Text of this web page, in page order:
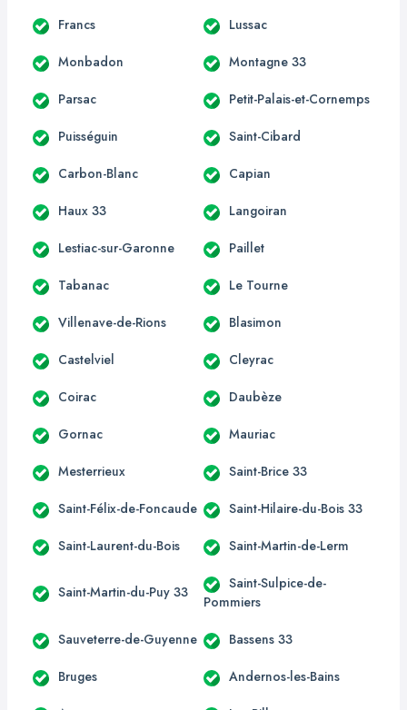
Francs Lussac
Monbadon Montagne 33
Parsac Petit-Palais-et-Cornemps
Puisséguin Saint-Cibard
Carbon-Blanc Capian
Haux 33 Langoiran
Lestiac-sur-Garonne Paillet
Tabanac Le Tourne
Villenave-de-Rions Blasimon
Castelviel Cleyrac
Coirac Daubèze
Gornac Mauriac
Mesterrieux Saint-Brice 33
Saint-Félix-de-Foncaude Saint-Hilaire-du-Bois 33
Saint-Laurent-du-Bois Saint-Martin-de-Lerm
Saint-Martin-du-Puy 33
Saint-Sulpice-de-
Pommiers
Sauveterre-de-Guyenne Bassens 33
Bruges Andernos-les-Bains